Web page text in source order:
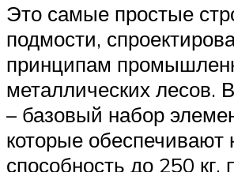
Это самые простые
подмости,
принципам
металлических лесов.
– базовый набор
которые обеспечивают
способность до 250 кг,